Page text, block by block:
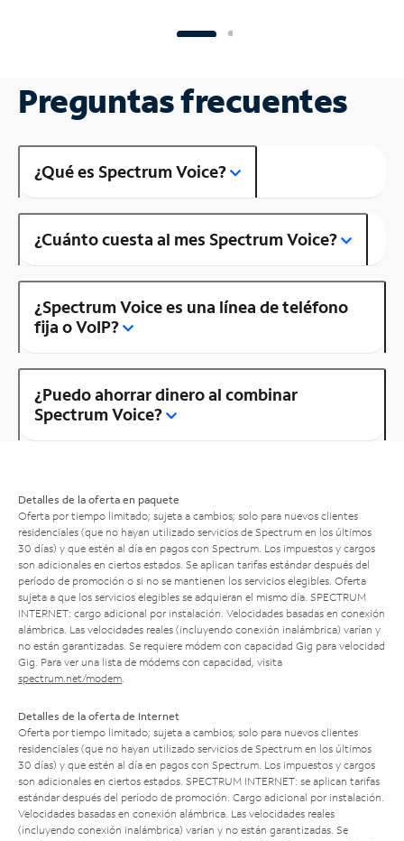
Preguntas frecuentes
¿Qué es Spectrum Voice?
¿Cuánto cuesta al mes Spectrum Voice?
¿Spectrum Voice es una línea de teléfono
fija o VoIP?
¿Puedo ahorrar dinero al combinar
Spectrum Voice?
Detalles de la oferta en paquete
Oferta por tiempo limitado; sujeta a cambios; solo para nuevos clientes
residenciales (que no hayan utilizado servicios de Spectrum en los últimos
30 días) y que estén al día en pagos con Spectrum. Los impuestos y cargos
son adicionales en ciertos estados. Se aplican tarifas estándar después del
período de promoción o si no se mantienen los servicios elegibles. Oferta
sujeta a que los servicios elegibles se adquieran el mismo día. SPECTRUM
INTERNET: cargo adicional por instalación. Velocidades basadas en conexión
alámbrica. Las velocidades reales (incluyendo conexión inalámbrica) varían y
no están garantizadas. Se requiere módem con capacidad Gig para velocidad
Gig. Para ver una lista de módems con capacidad, visita
spectrum.net/modem
Detalles de la oferta de Internet
Oferta por tiempo limitado; sujeta a cambios; solo para nuevos clientes
residenciales (que no hayan utilizado servicios de Spectrum en los últimos
30 días) y que estén al día en pagos con Spectrum. Los impuestos y cargos
son adicionales en ciertos estados. SPECTRUM INTERNET: se aplican tarifas
estándar después del período de promoción. Cargo adicional por instalación.
Velocidades basadas en conexión alámbrica. Las velocidades reales
(incluyendo conexión inalámbrica) varían y no están garantizadas. Se